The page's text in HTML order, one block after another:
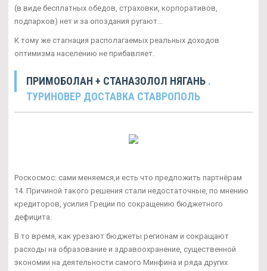
(в виде бесплатных обедов, страховки, корпоративов,
подпарков) нет и за опоздания ругают...
К тому же стагнация располагаемых реальных доходов
оптимизма населению не прибавляет.
ПРИМОБОЛАН + СТАНАЗОЛОЛ НЯГАНЬ .
ТУРИНОВЕР ДОСТАВКА СТАВРОПОЛЬ
Роскосмос: сами меняемся,и есть что предложить партнёрам
14. Причиной такого решения стали недостаточные, по мнению
кредиторов, усилия Греции по сокращению бюджетного
дефицита.
В то время, как урезают бюджеты регионам и сокращают
расходы на образование и здравоохранение, существенной
экономии на деятельности самого Минфина и ряда других